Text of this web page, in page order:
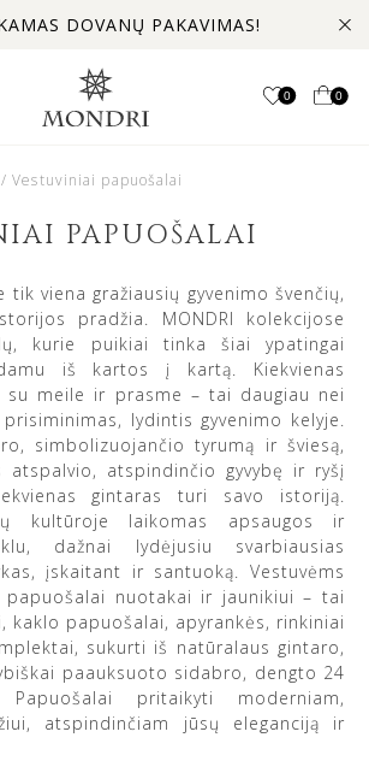
DOVANŲ PAKAVIMAS!
0 0
/ Vestuviniai papuošalai
PAPUOŠALAI
tik viena gražiausių gyvenimo švenčių,
pradžia. MONDRI kolekcijose
kurie puikiai tinka šiai ypatingai
iš kartos į kartą. Kiekvienas
su meile ir prasme – tai daugiau nei
lydintis gyvenimo kelyje.
simbolizuojančio tyrumą ir šviesą,
atspindinčio gyvybę ir ryšį
gintaras turi savo istoriją.
kultūroje laikomas apsaugos ir
dažnai lydėjusiu svarbiausias
įskaitant ir santuoką. Vestuvėms
papuošalai nuotakai ir jaunikiui – tai
kaklo papuošalai, apyrankės, rinkiniai
sukurti iš natūralaus gintaro,
paauksuoto sidabro, dengto 24
pritaikyti moderniam,
atspindinčiam jūsų eleganciją ir